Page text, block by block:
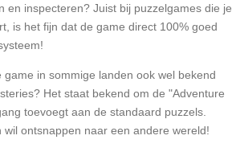
en inspecteren? Juist bij puzzelgames die je
is het fijn dat de game direct 100% goed
game in sommige landen ook wel bekend
Het staat bekend om de "Adventure
toevoegt aan de standaard puzzels.
wil ontsnappen naar een andere wereld!